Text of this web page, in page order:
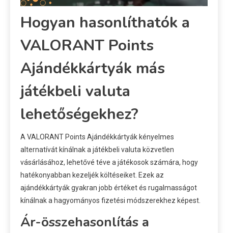
Hogyan hasonlíthatók a
VALORANT Points
Ajándékkártyák más
játékbeli valuta
lehetőségekhez?
A VALORANT Points Ajándékkártyák kényelmes
alternatívát kínálnak a játékbeli valuta közvetlen
vásárlásához, lehetővé téve a játékosok számára, hogy
hatékonyabban kezeljék költéseiket. Ezek az
ajándékkártyák gyakran jobb értéket és rugalmasságot
kínálnak a hagyományos fizetési módszerekhez képest.
Ár-összehasonlítás a